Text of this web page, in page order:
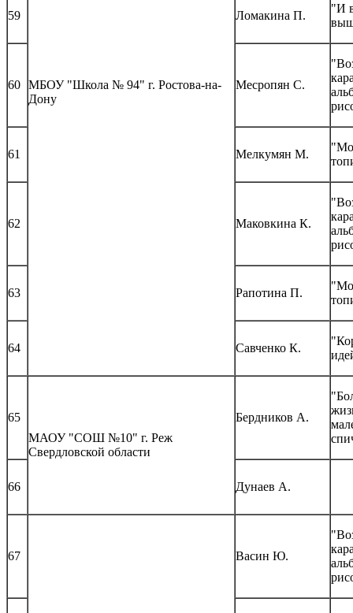
МБОУ "Школа № 94" г. Ростова-на-
Дону
59 Ломакина П.
"И
60 Месропян С.
61 Мелкумян М.
62 Маковкина К.
63 Рапотина П.
64 Савченко К.
65
МАОУ "СОШ №10" г. Реж
Свердловской области
Бердников А.
66 Дунаев А.
67 Васин Ю.